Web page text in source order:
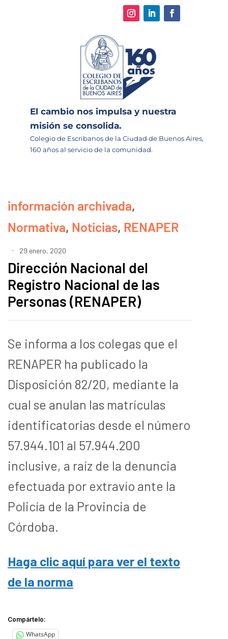
El cambio nos impulsa y nuestra
misión se consolida.
Colegio de Escribanos de la Ciudad de Buenos Aires,
160 años al servicio de la comunidad.
información archivada,
Normativa, Noticias, RENAPER
29 enero, 2020
Dirección Nacional del
Registro Nacional de las
Personas (RENAPER)
Se informa a los colegas que el
RENAPER ha publicado la
Disposición 82/20, mediante la
cual se anulan las matrículas
identificatorias desde el número
57.944.101 al 57.944.200
inclusive, a raíz de la denuncia
efectuada por extravío ante la
Policía de la Provincia de
Córdoba.
Haga clic aquí para ver el texto
de la norma
Compártelo:
WhatsApp